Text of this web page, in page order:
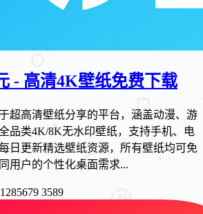
- 高清4K壁纸免费下载
超高清壁纸分享的平台，涵盖动漫、游
品类4K/8K无水印壁纸，支持手机、电
日更新精选壁纸资源，所有壁纸均可免
用户的个性化桌面需求...
1285679 3589